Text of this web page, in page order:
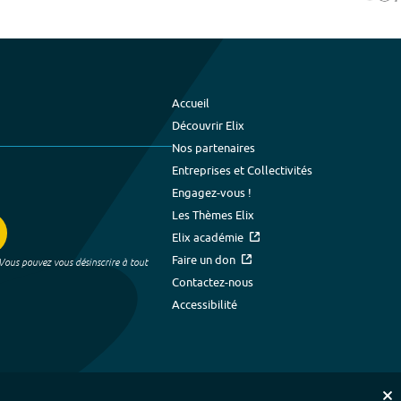
pouvez vous désinscrire à tout
Accueil
Découvrir Elix
Nos partenaires
Entreprises et Collectivités
Engagez-vous !
Les Thèmes Elix
Elix académie
Faire un don
Contactez-nous
Accessibilité